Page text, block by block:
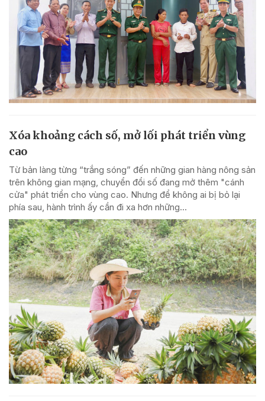
Xóa khoảng cách số, mở lối phát triển vùng
cao
Từ bản làng từng “trắng sóng” đến những gian hàng nông sản
trên không gian mạng, chuyển đổi số đang mở thêm "cánh
cửa" phát triển cho vùng cao. Nhưng để không ai bị bỏ lại
phía sau, hành trình ấy cần đi xa hơn những...